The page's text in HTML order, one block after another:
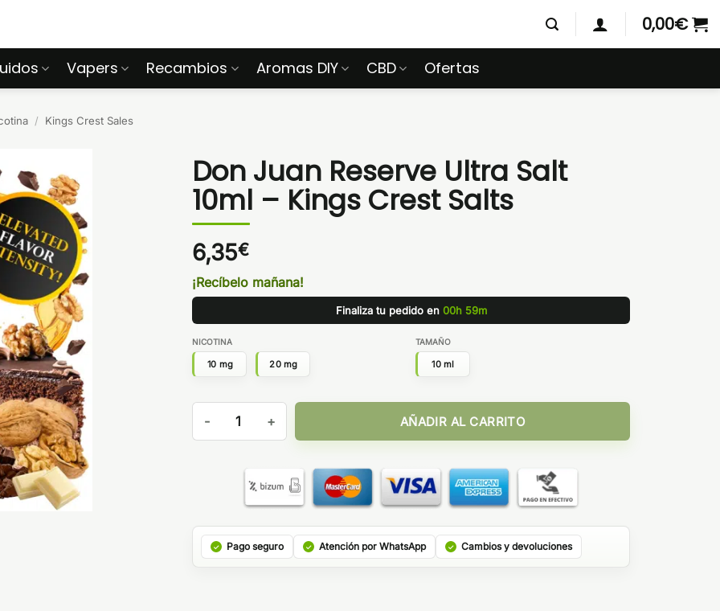
0,00€
Vapers Recambios Aromas DIY CBD Ofertas
/ Kings Crest Sales
Don Juan Reserve Ultra Salt
10ml – Kings Crest Salts
6,35€
¡Recíbelo mañana!
Finaliza tu pedido en 00h 59m
NICOTINA
10 mg 20 mg
TAMAÑO
10 ml
Don Juan Reserve Ultra Salt 10ml - Kings Crest Salts cantidad
AÑADIR AL CARRITO
Pago seguro Atención por WhatsApp Cambios y devoluciones